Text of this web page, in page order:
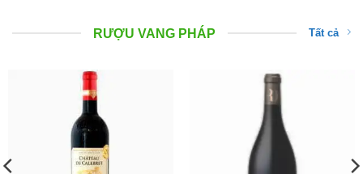
RƯỢU VANG PHÁP Tất cả